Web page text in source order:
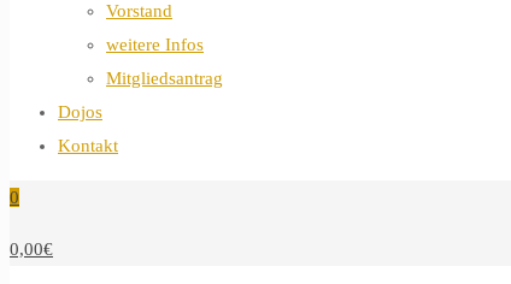
Vorstand
weitere Infos
Mitgliedsantrag
Dojos
Kontakt
0
0,00€